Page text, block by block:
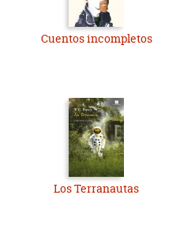
Cuentos incompletos
Los Terranautas